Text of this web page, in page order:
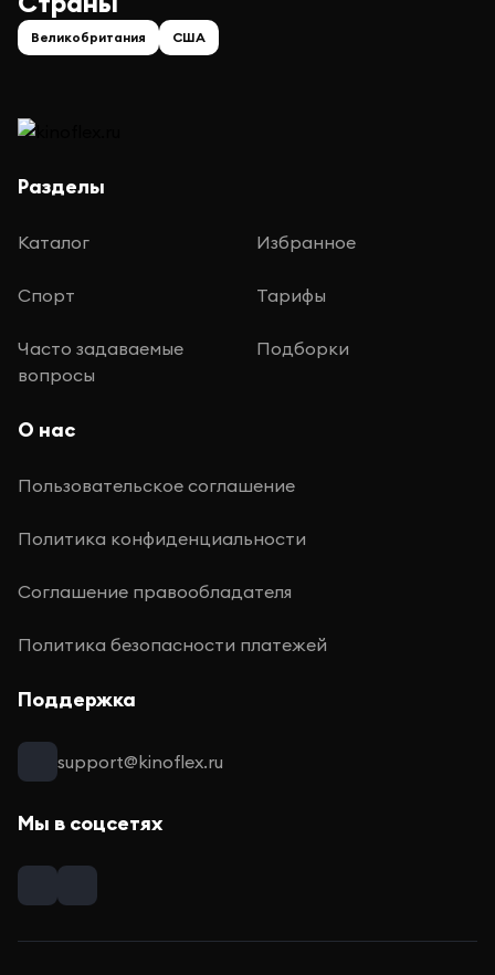
Великобритания США
Разделы
Каталог Избранное
Спорт Тарифы
Часто задаваемые
вопросы
Подборки
О нас
Пользовательское соглашение
Политика конфиденциальности
Соглашение правообладателя
Политика безопасности платежей
Поддержка
support@kinoflex.ru
Мы в соцсетях